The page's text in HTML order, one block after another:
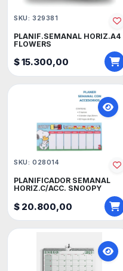
SKU: 329381
PLANIF.SEMANAL HORIZ.A4
FLOWERS
$ 15.300,00
SKU: 028014
PLANIFICADOR SEMANAL
HORIZ.C/ACC. SNOOPY
$ 20.800,00